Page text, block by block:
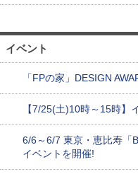
イベント
「FPの家」DESIGN
【7/25(土)10時～15時】
6/6～6/7 東京・恵比寿「
イベントを開催!